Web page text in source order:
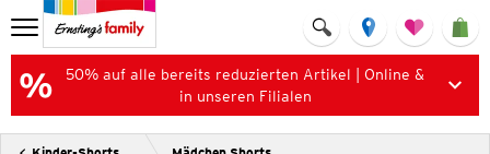
50% auf alle bereits reduzierten Artikel | Online &
in unseren Filialen